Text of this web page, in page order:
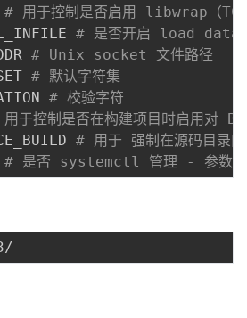
# 用于控制是否启用 libwrap（
# 是否开启 load
# Unix socket 文件路径
# 默认字符集
# 校验字符
于控制是否在构建项目时启用对
# 用于 强制在源码目录
# 是否 systemctl 管理 - 参数